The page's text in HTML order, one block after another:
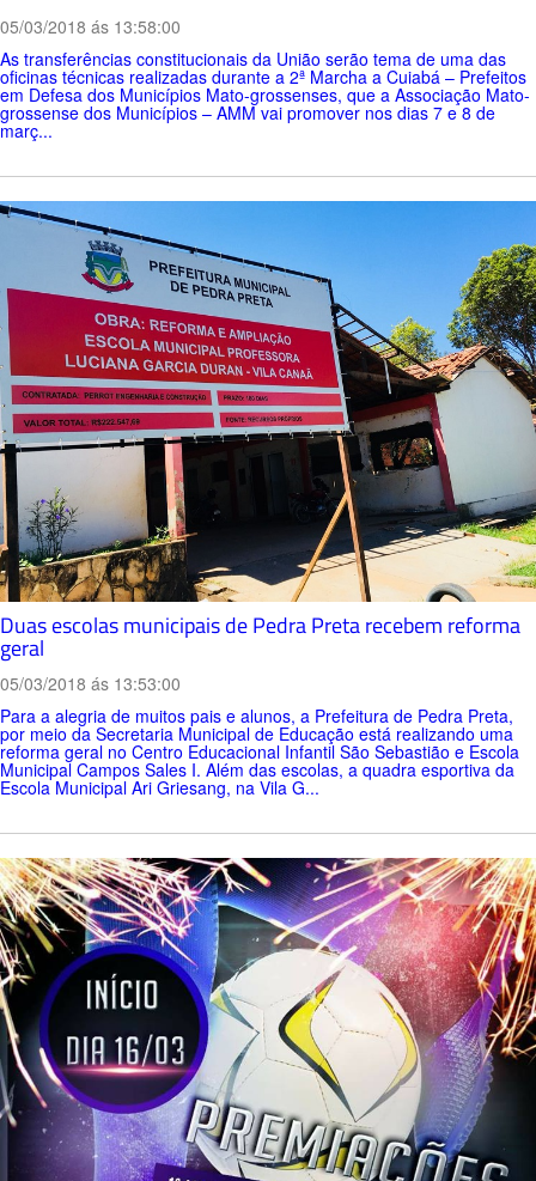
05/03/2018 ás 13:58:00
As transferências constitucionais da União serão tema de uma das
oficinas técnicas realizadas durante a 2ª Marcha a Cuiabá – Prefeitos
em Defesa dos Municípios Mato-grossenses, que a Associação Mato-
grossense dos Municípios – AMM vai promover nos dias 7 e 8 de
març...
Duas escolas municipais de Pedra Preta recebem reforma
geral
05/03/2018 ás 13:53:00
Para a alegria de muitos pais e alunos, a Prefeitura de Pedra Preta,
por meio da Secretaria Municipal de Educação está realizando uma
reforma geral no Centro Educacional Infantil São Sebastião e Escola
Municipal Campos Sales I. Além das escolas, a quadra esportiva da
Escola Municipal Ari Griesang, na Vila G...